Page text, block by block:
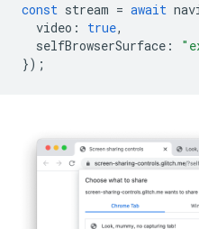
const stream = await
video : true,
selfBrowserSurface :
});